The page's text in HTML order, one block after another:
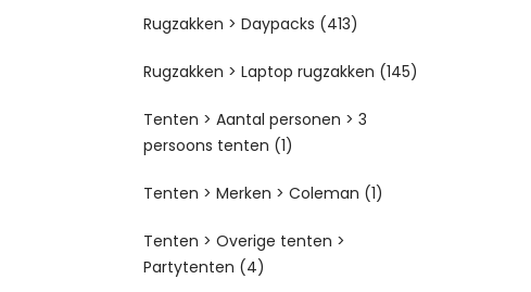
Rugzakken > Daypacks (413)
Rugzakken > Laptop rugzakken (145)
Tenten > Aantal personen > 3
persoons tenten (1)
Tenten > Merken > Coleman (1)
Tenten > Overige tenten >
Partytenten (4)